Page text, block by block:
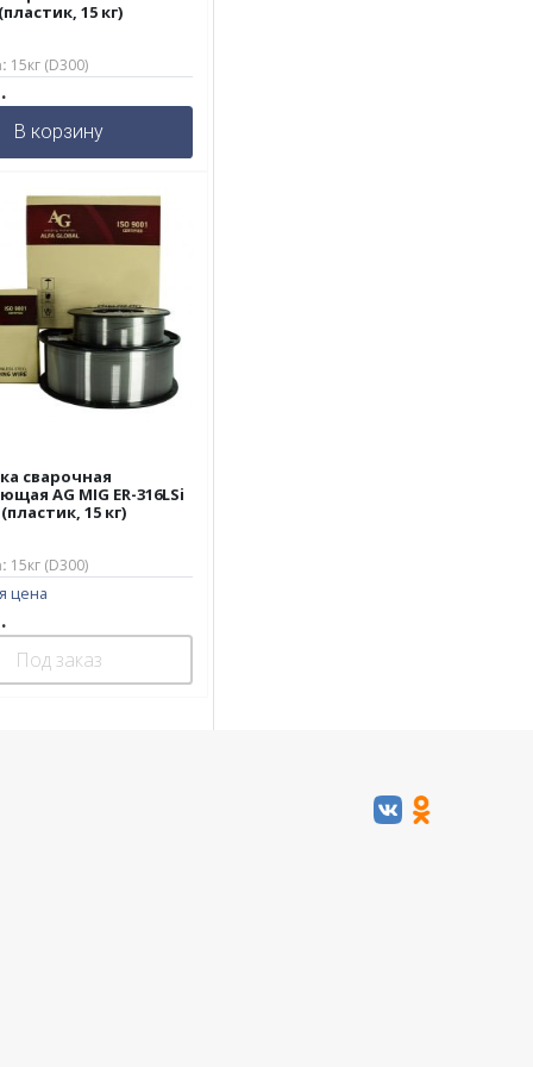
15 кг)
15кг (D300)
В корзину
сварочная
AG MIG ER-316LSi
15 кг)
15кг (D300)
цена
Под заказ